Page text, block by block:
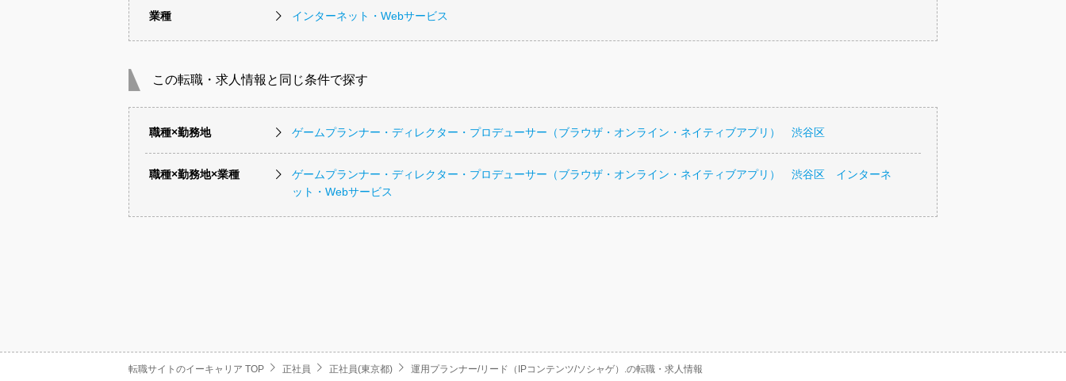
業種 インターネット・Webサービス
この転職・求人情報と同じ条件で探す
職種×勤務地 ゲームプランナー・ディレクター・プロデューサー（ブラウザ・オンライン・ネイティブアプリ） 渋谷区
職種×勤務地×業種
ゲームプランナー・ディレクター・プロデューサー（ブラウザ・オンライン・ネイティブアプリ） 渋谷区 インターネ
ット・Webサービス
転職サイトのイーキャリア TOP 正社員 正社員(東京都) 運用プランナー/リード（IPコンテンツ/ソシャゲ）.の転職・求人情報